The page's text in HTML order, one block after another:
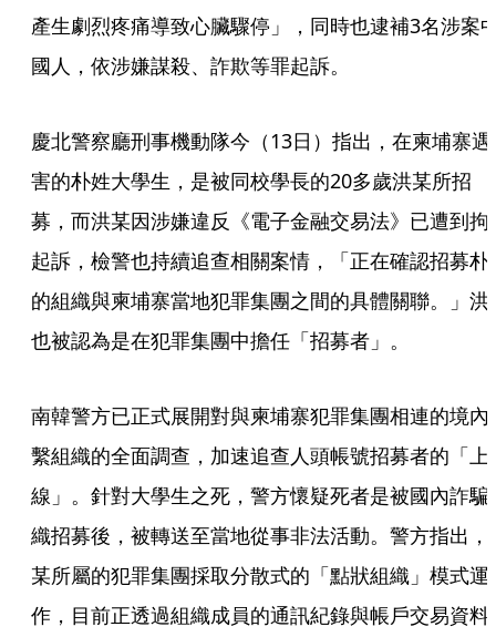
產生劇烈疼痛導致心臟驟停」，同時也逮補3名涉案
國人，依涉嫌謀殺、詐欺等罪起訴。
慶北警察廳刑事機動隊今（13日）指出，在柬埔寨遇
害的朴姓大學生，是被同校學長的20多歲洪某所招
募，而洪某因涉嫌違反《電子金融交易法》已遭到拘
起訴，檢警也持續追查相關案情，「正在確認招募朴
的組織與柬埔寨當地犯罪集團之間的具體關聯。」洪
也被認為是在犯罪集團中擔任「招募者」。
南韓警方已正式展開對與柬埔寨犯罪集團相連的境內
繫組織的全面調查，加速追查人頭帳號招募者的「上
線」。針對大學生之死，警方懷疑死者是被國內詐騙
織招募後，被轉送至當地從事非法活動。警方指出，
某所屬的犯罪集團採取分散式的「點狀組織」模式運
作，目前正透過組織成員的通訊紀錄與帳戶交易資料